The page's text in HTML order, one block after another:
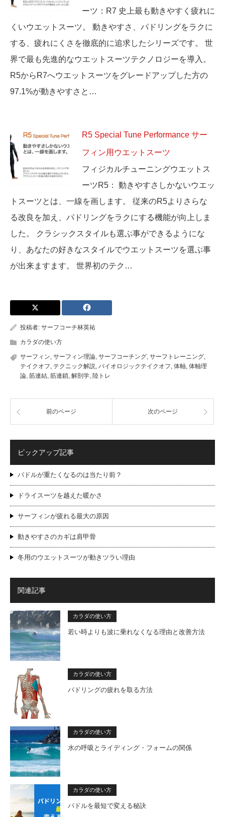
ーツ：R7 史上最も動きやすく疲れに
くいウエットスーツ。 動きやすさ、パドリングをラクに
する、疲れにくさを徹底的に追求したシリーズです。 世
界で最も先進的なウエットスーツテクノロジーを導入。
R5からR7へウエットスーツをグレードアップした方の
97.1%が動きやすさと…
R5 Special Tune Performance サー
フィン用ウエットスーツ
フィジカルチューニングウエットス
ーツR5： 動きやすさしかないウエッ
トスーツとは、一線を画します。 従来のR5よりさらな
る改良を加え、パドリングをラクにする機能が向上しま
した。 クラシックスタイルも選ぶ事ができるようにな
り、あなたの好きなスタイルでウエットスーツを選ぶ事
が出来ますます。 世界初のテク…
投稿者: サーフコーチ林英祐
カラダの使い方
サーフィン, サーフィン理論, サーフコーチング, サーフトレーニング,
テイクオフ, テクニック解説, バイオロジックテイクオフ, 体軸, 体軸理
論, 筋連結, 筋連鎖, 解剖学, 陸トレ
前のページ 次のページ
ピックアップ記事
パドルが重たくなるのは当たり前？
ドライスーツを越えた暖かさ
サーフィンが疲れる最大の原因
動きやすさのカギは肩甲骨
冬用のウエットスーツが動きツラい理由
関連記事
カラダの使い方
若い時よりも波に乗れなくなる理由と改善方法
カラダの使い方
パドリングの疲れを取る方法
カラダの使い方
水の呼吸とライディング・フォームの関係
カラダの使い方
パドルを最短で変える秘訣